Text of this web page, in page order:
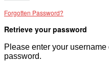
Forgotten Password?
Retrieve your password
Please enter your
password.